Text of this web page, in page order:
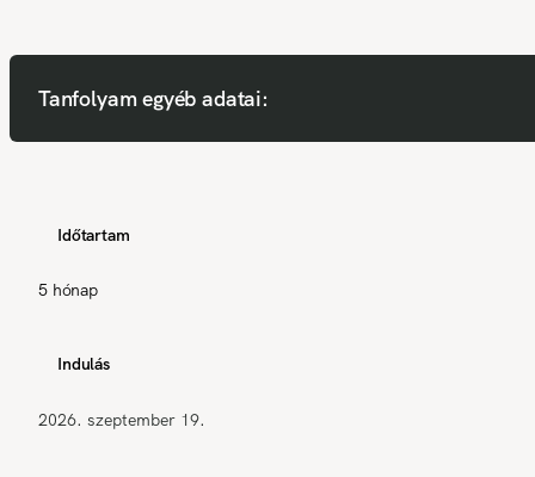
Tanfolyam egyéb adatai:
Időtartam
5 hónap
Indulás
2026. szeptember 19.